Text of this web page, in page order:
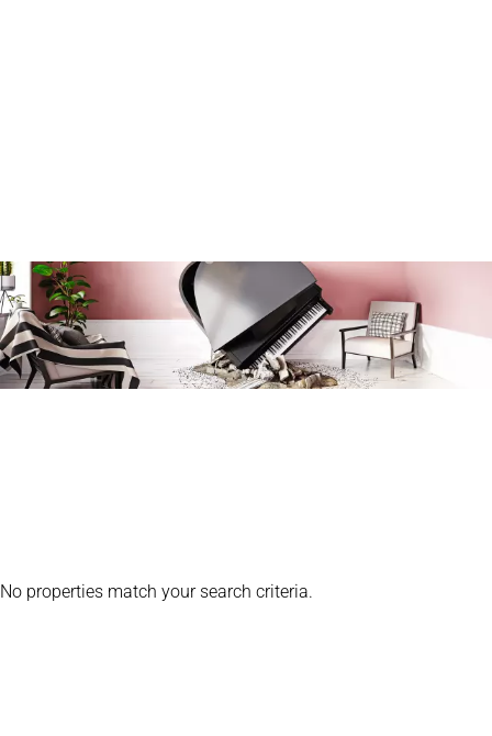
No properties match your search criteria.